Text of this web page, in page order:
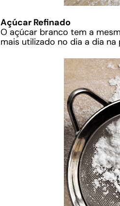
Açúcar Refinado
O açúcar branco tem a
mais utilizado no dia a dia